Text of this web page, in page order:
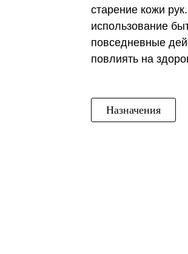
старение кожи
использование
повседневные
повлиять на
Назначения